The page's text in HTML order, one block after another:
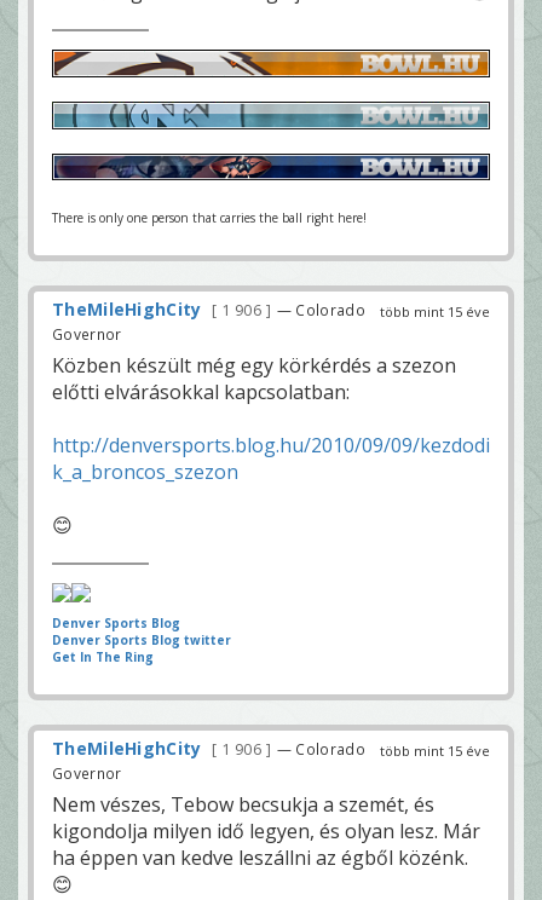
There is only one person that carries the ball right here!
több mint 15 éve
TheMileHighCity 1 906
— Colorado
Governor
Közben készült még egy körkérdés a szezon
előtti elvárásokkal kapcsolatban:
http://denversports.blog.hu/2010/09/09/kezdodi
k_a_broncos_szezon
😊
Denver Sports Blog
Denver Sports Blog twitter
Get In The Ring
több mint 15 éve
TheMileHighCity 1 906
— Colorado
Governor
Nem vészes, Tebow becsukja a szemét, és
kigondolja milyen idő legyen, és olyan lesz. Már
ha éppen van kedve leszállni az égből közénk.
😊